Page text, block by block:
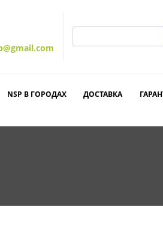
NSP В ГОРОДАХ ДОСТАВКА